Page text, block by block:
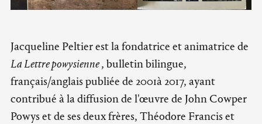
Jacqueline Peltier est la fondatrice et animatrice de
La Lettre powysienne, bulletin bilingue,
français/anglais publiée de 2001à 2017, ayant
contribué à la diffusion de l'œuvre de John Cowper
Powys et de ses deux frères, Théodore Francis et